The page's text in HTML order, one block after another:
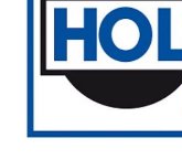
Sidebar